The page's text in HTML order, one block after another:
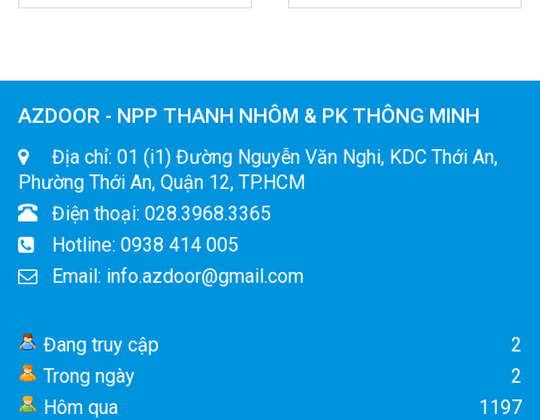
AZDOOR - NPP THANH NHÔM & PK THÔNG MINH
Địa chỉ: 01 (i1) Đường Nguyễn Văn Nghi, KDC Thới An,
Phường Thới An, Quận 12, TP.HCM
Điện thoại: 028.3968.3365
Hotline: 0938 414 005
Email: info.azdoor@gmail.com
Đang truy cập
2
Trong ngày
2
Hôm qua
1197